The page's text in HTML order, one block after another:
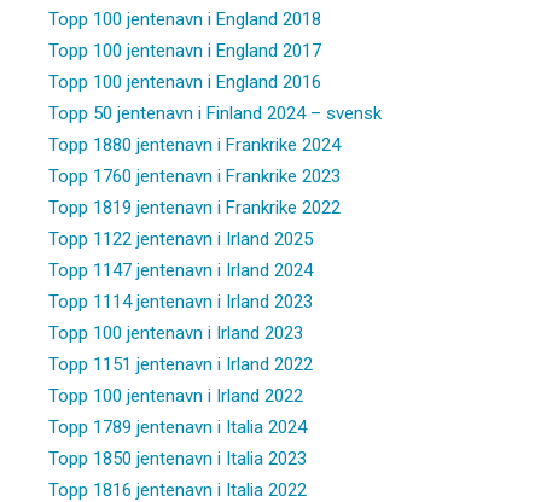
Topp 100 jentenavn i England 2018
Topp 100 jentenavn i England 2017
Topp 100 jentenavn i England 2016
Topp 50 jentenavn i Finland 2024 – svensk
Topp 1880 jentenavn i Frankrike 2024
Topp 1760 jentenavn i Frankrike 2023
Topp 1819 jentenavn i Frankrike 2022
Topp 1122 jentenavn i Irland 2025
Topp 1147 jentenavn i Irland 2024
Topp 1114 jentenavn i Irland 2023
Topp 100 jentenavn i Irland 2023
Topp 1151 jentenavn i Irland 2022
Topp 100 jentenavn i Irland 2022
Topp 1789 jentenavn i Italia 2024
Topp 1850 jentenavn i Italia 2023
Topp 1816 jentenavn i Italia 2022